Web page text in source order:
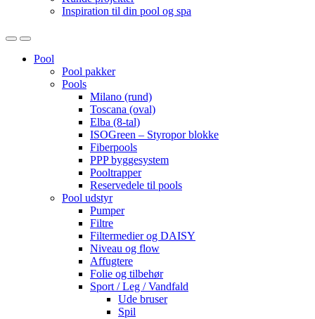
Inspiration til din pool og spa
OpenClose
Pool
Pool pakker
Pools
Milano (rund)
Toscana (oval)
Elba (8-tal)
ISOGreen – Styropor blokke
Fiberpools
PPP byggesystem
Pooltrapper
Reservedele til pools
Pool udstyr
Pumper
Filtre
Filtermedier og DAISY
Niveau og flow
Affugtere
Folie og tilbehør
Sport / Leg / Vandfald
Ude bruser
Spil